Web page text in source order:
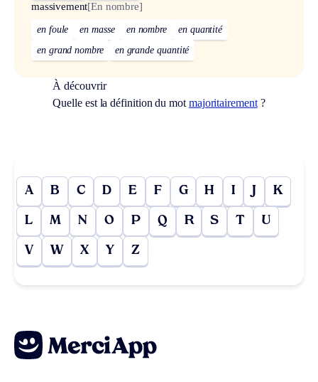
massivement[En nombre]
en foule en masse en nombre
en quantité
en grand nombre
en grande quantité
À découvrir
Quelle est la définition du mot majoritairement?
A B C D E F G H I J K
L M N O P Q R S T U
V W X Y Z